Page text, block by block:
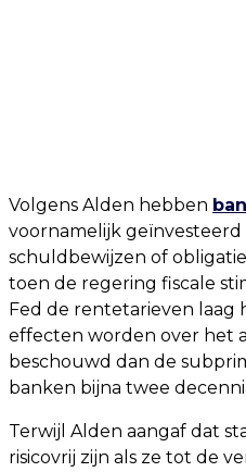
Volgens Alden hebben
voornamelijk geïnvesteerd
schuldbewijzen of
toen de regering fiscale
Fed de rentetarieven laag
effecten worden over het
beschouwd dan de
banken bijna twee
Terwijl Alden aangaf dat
risicovrij zijn als ze tot de